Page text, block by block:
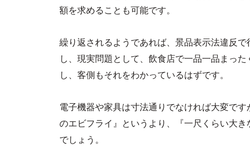
額を求めることも可能です。
繰り返されるようであれば、景品表示法違反
し、現実問題として、飲食店で一品一品まっ
し、客側もそれをわかっているはずです。
電子機器や家具は寸法通りでなければ大変で
のエビフライ』というより、『一尺くらい大
でしょう。